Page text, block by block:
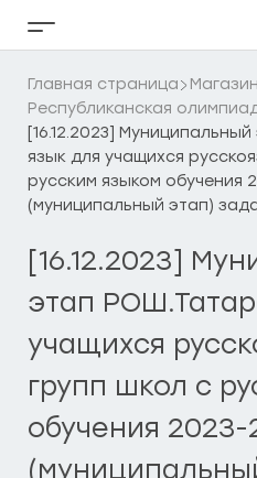
Кнопка
бокового
меню
Главная страница
Магазин
Республиканская
[16.12.2023]
язык для учащихся
русским языком обучения
(муниципальный этап)
[16.12.2023]
этап
учащихся
групп школ с
обучения 2023-